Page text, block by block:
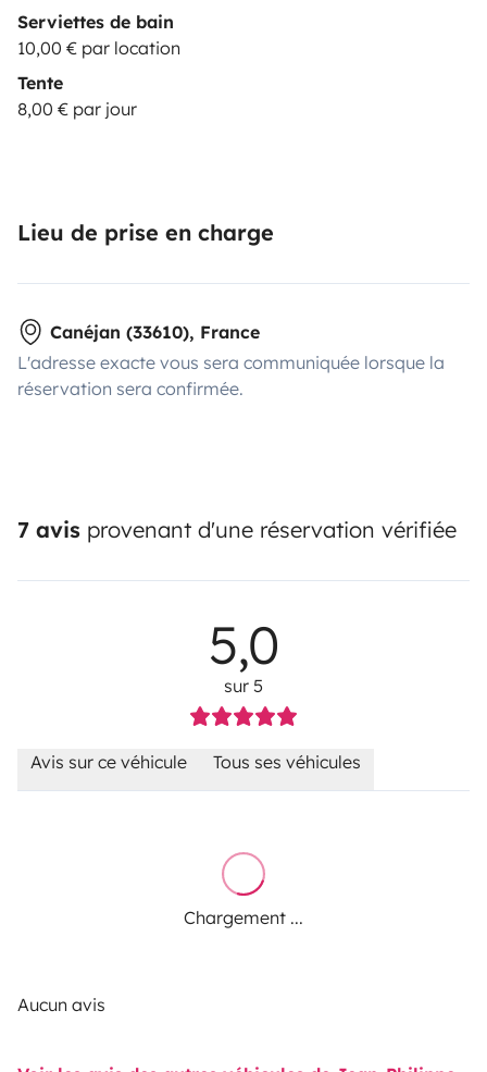
Serviettes de bain
10,00 € par location
Tente
8,00 € par jour
Lieu de prise en charge
Canéjan (33610), France
L'adresse exacte vous sera communiquée lorsque la
réservation sera confirmée.
7 avis provenant d'une réservation vérifiée
5,0
sur 5
Avis sur ce véhicule Tous ses véhicules
Chargement ...
Aucun avis